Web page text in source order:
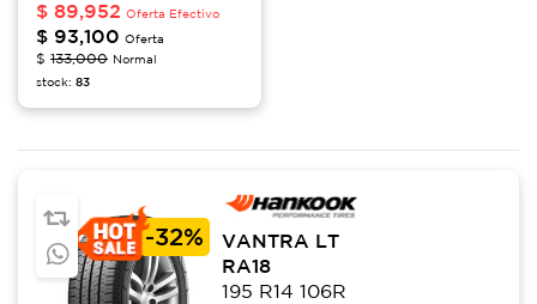
$ 89,952 Oferta Efectivo
$ 93,100 Oferta
$ 133,000 Normal
stock: 83
-32%
VANTRA LT
RA18
195 R14 106R